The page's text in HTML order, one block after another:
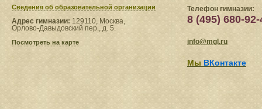
Сведения​ об образовательной организации
Адрес гимназии: 129110, Москва,
Орлово-Давыдовский пер., д. 5.
Посмотреть на карте
Телефон гимназии:
8 (495) 680-92-
info@mgl.ru
Мы ВКонтакте